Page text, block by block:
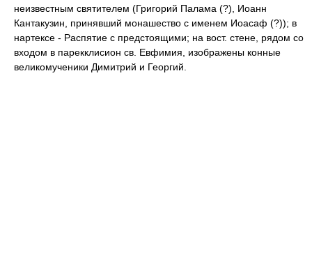
неизвестным святителем (Григорий Палама (?), Иоанн
Кантакузин, принявший монашество с именем Иоасаф (?)); в
нартексе - Распятие с предстоящими; на вост. стене, рядом со
входом в парекклисион св. Евфимия, изображены конные
великомученики Димитрий и Георгий.